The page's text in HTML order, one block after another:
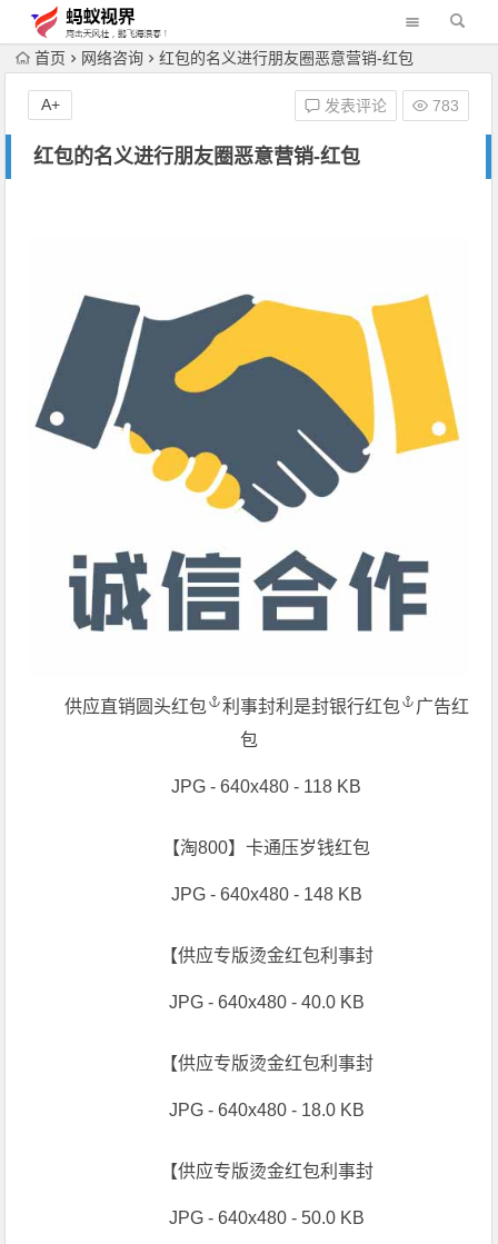
首页 网络咨询 红包的名义进行朋友圈恶意营销-红包
红包的名义进行朋友圈恶意营销-红包
发表评论 783
A+
供应直销圆头红包 利事封利是封银行红包
广告红
包
JPG - 640x480 - 118 KB
【淘800】卡通压岁钱红包
JPG - 640x480 - 148 KB
【供应专版烫金红包利事封
JPG - 640x480 - 40.0 KB
【供应专版烫金红包利事封
JPG - 640x480 - 18.0 KB
【供应专版烫金红包利事封
JPG - 640x480 - 50.0 KB